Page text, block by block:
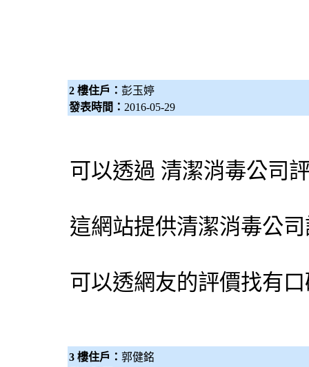
2 樓住戶： 彭玉婷
發表時間： 2016-05-29
可以透過 清潔消毒公司
這網站提供清潔消毒公
可以透網友的評價找有
3 樓住戶： 郭健銘